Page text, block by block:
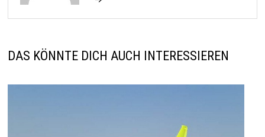
DAS KÖNNTE DICH AUCH INTERESSIEREN